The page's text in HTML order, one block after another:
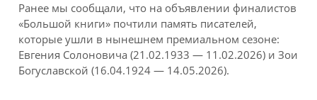
Ранее мы сообщали, что на объявлении финалистов
«Большой книги» почтили память писателей,
которые ушли в нынешнем премиальном сезоне:
Евгения Солоновича (21.02.1933 — 11.02.2026) и Зои
Богуславской (16.04.1924 — 14.05.2026).